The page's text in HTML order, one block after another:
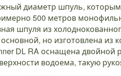
диаметр шпуль,
500 метров
шпуля из
основной, но изготовлена
DL RA оснащена
водоема, такую